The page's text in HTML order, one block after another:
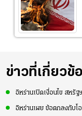
ข่าวที่เกี่ยวข้
อิหร่านเปิดเงื่อนไข สหรั
อิหร่านเผย ข้อตกลงกับโ